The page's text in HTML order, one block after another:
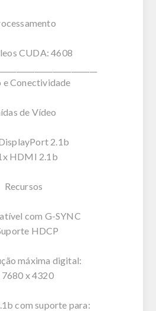
CUDA: 4608
e Conectividade
de Vídeo
2.1b
HDMI 2.1b
Recursos
com G-SYNC
HDCP
máxima digital:
7680 x 4320
com suporte para: